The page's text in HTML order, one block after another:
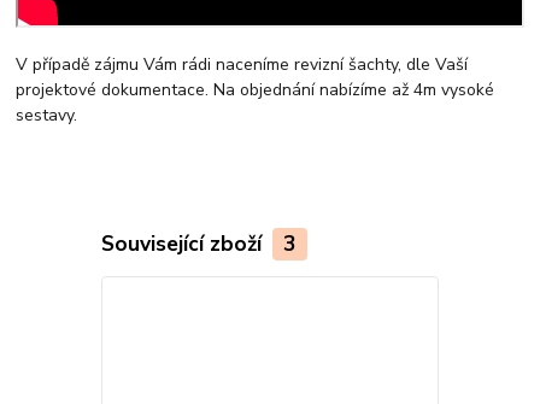
V případě zájmu Vám rádi naceníme revizní šachty, dle Vaší
projektové dokumentace. Na objednání nabízíme až 4m vysoké
sestavy.
Související zboží 3